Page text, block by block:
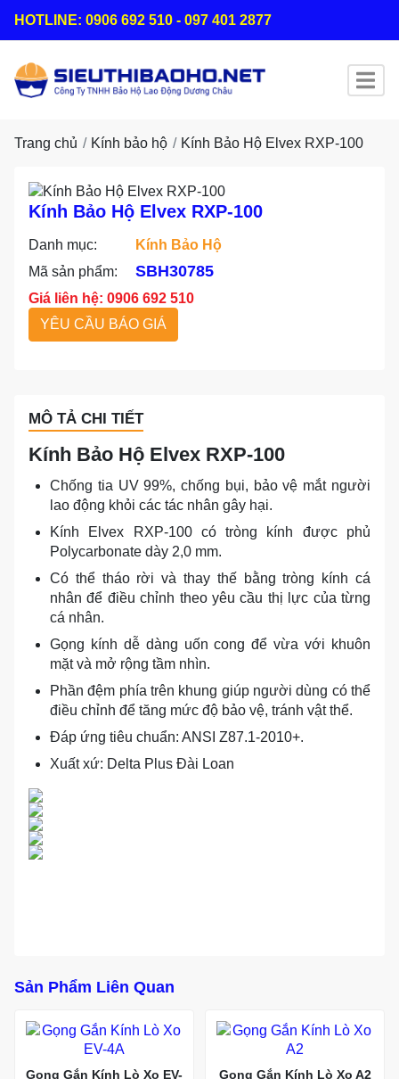
HOTLINE: 0906 692 510 - 097 401 2877
Trang chủ Kính bảo hộ Kính Bảo Hộ Elvex RXP-100
Kính Bảo Hộ Elvex RXP-100
Danh mục:
Kính Bảo Hộ
Mã sản phẩm:
SBH30785
Giá liên hệ: 0906 692 510
YÊU CẦU BÁO GIÁ
MÔ TẢ CHI TIẾT
Kính Bảo Hộ Elvex RXP-100
Chống tia UV 99%, chống bụi, bảo vệ mắt người
lao động khỏi các tác nhân gây hại.
Kính Elvex RXP-100 có tròng kính được phủ
Polycarbonate dày 2,0 mm.
Có thể tháo rời và thay thế bằng tròng kính cá
nhân để điều chỉnh theo yêu cầu thị lực của từng
cá nhân.
Gọng kính dễ dàng uốn cong để vừa với khuôn
mặt và mở rộng tầm nhìn.
Phần đệm phía trên khung giúp người dùng có thể
điều chỉnh để tăng mức độ bảo vệ, tránh vật thể.
Đáp ứng tiêu chuẩn: ANSI Z87.1-2010+.
Xuất xứ: Delta Plus Đài Loan
Sản Phẩm Liên Quan
Gọng Gắn Kính Lò Xo EV-
Gọng Gắn Kính Lò Xo A2